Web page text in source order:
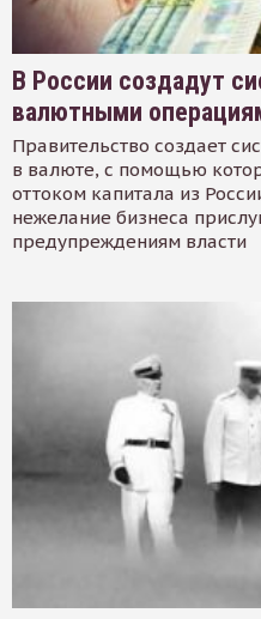
В России создадут
валютными
Правительство создает
в валюте, с помощью
оттоком капитала из
нежелание бизнеса
предупреждениям власти